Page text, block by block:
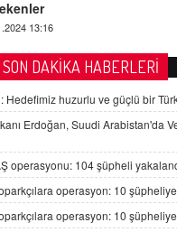
2021 Salı 00:11
CAN DOĞAN
verilerin korunması ve
16:17
EREK
Ayları Geldi, Hangi Önlemler
10:11
SON DAKİKA HABERLERİ
Hedefimiz huzurlu ve güçlü bir
Erdoğan, Suudi Arabistan'da
operasyonu: 104 şüpheli
operasyon: 10
operasyon: 10